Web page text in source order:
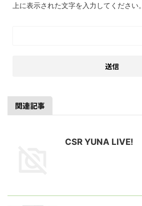
上に表示された文字を入力してください。
関連記事
CSR YUNA LIVE!